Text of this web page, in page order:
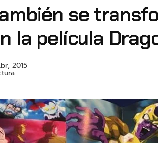
se
la película
2015